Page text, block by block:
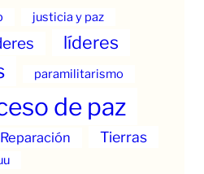
justicia y paz
líderes
paramilitarismo
de paz
Reparación
Tierras